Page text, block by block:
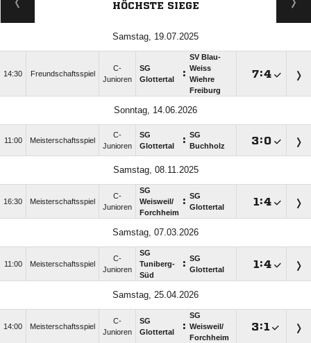
HÖCHSTE SIEGE
Samstag, 19.07.2025
14:30 Freundschaftsspiel
C-
Junioren
SG
Glottertal
:
SV Blau-
Weiss
Wiehre
Freiburg
:
Sonntag, 14.06.2026
11:00 Meisterschaftsspiel
C-
Junioren
SG
Glottertal
: SG
Buchholz
:
Samstag, 08.11.2025
16:30 Meisterschaftsspiel
C-
Junioren
SG
Weisweil/​
Forchheim
: SG
Glottertal
:
Samstag, 07.03.2026
11:00 Meisterschaftsspiel
C-
Junioren
SG
Tuniberg-
Süd
: SG
Glottertal
:
Samstag, 25.04.2026
14:00 Meisterschaftsspiel
C-
Junioren
SG
Glottertal
:
SG
Weisweil/​
Forchheim
: